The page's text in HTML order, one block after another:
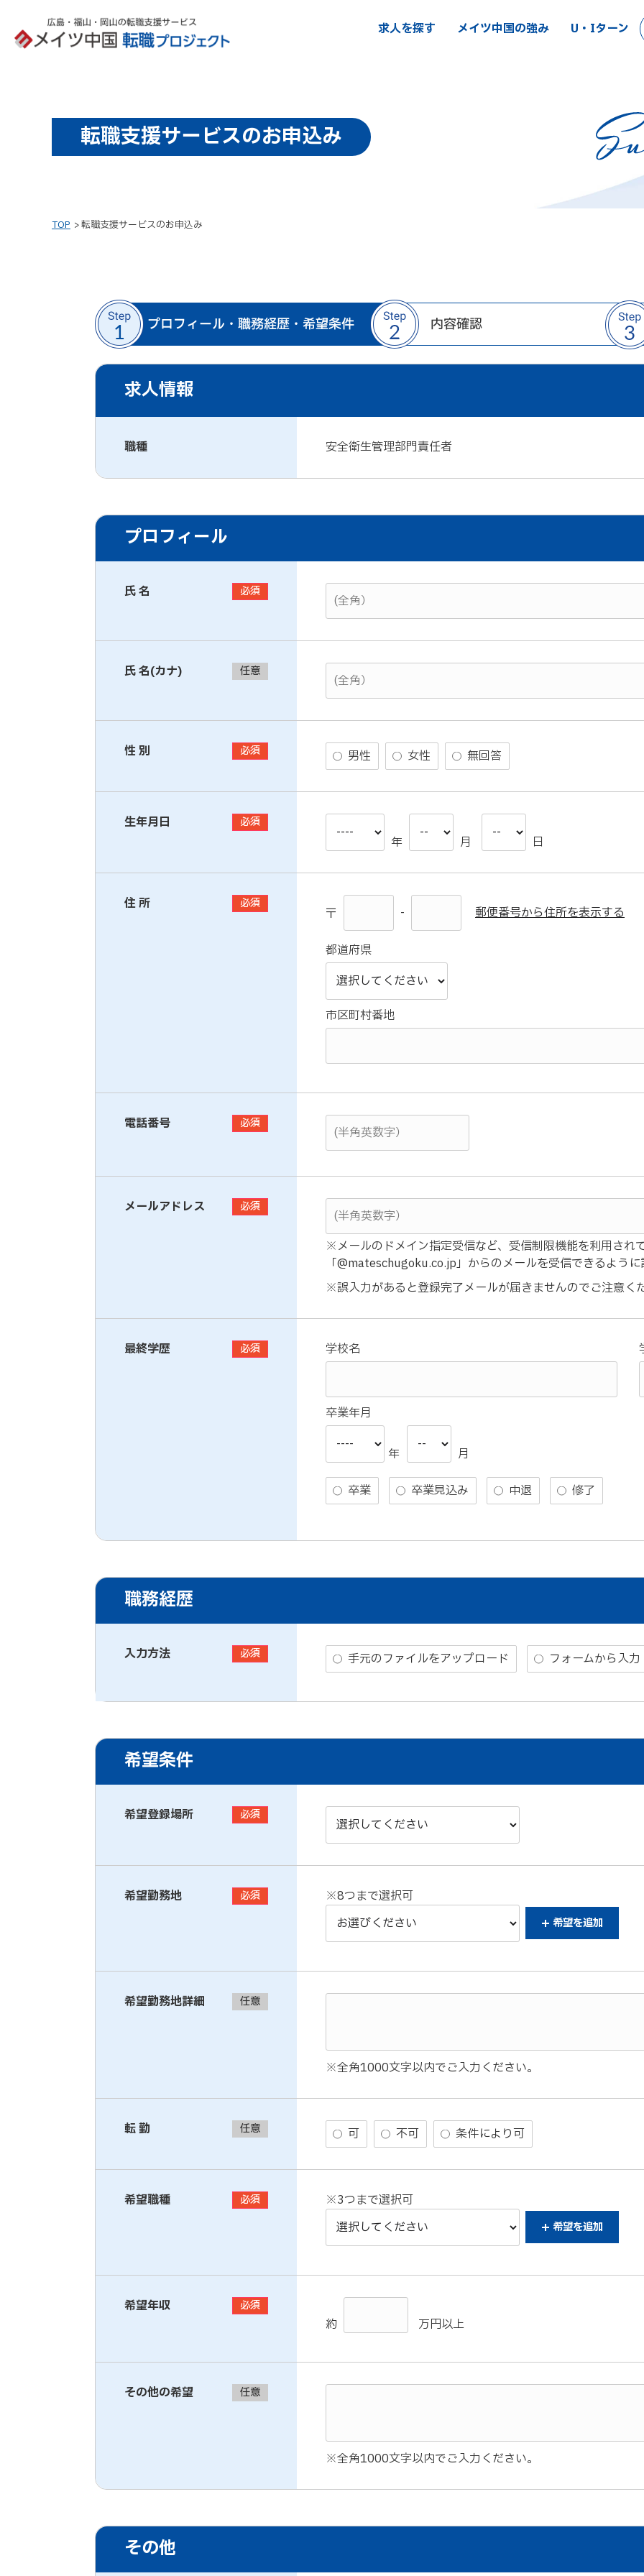
求人を探す メイツ中国の強み U・Iターン
転職支援サービスのお申込み
TOP 転職支援サービスのお申込み
求人情報
職種 安全衛生管理部門責任者
プロフィール
氏 名 必須
氏 名(カナ) 任意
性 別 必須 男性 女性 無回答
生年月日 必須
年 月 日
住 所 必須
〒 - 郵便番号から住所を表示する
都道府県
市区町村番地
電話番号 必須
メールアドレス 必須
※メールのドメイン指定受信など、受信制限機能を利用されて
「@mateschugoku.co.jp」からのメールを受信できるように
※誤入力があると登録完了メールが届きませんのでご注意く
最終学歴 必須 学校名
卒業年月
年 月
卒業 卒業見込み 中退 修了
職務経歴
入力方法 必須 手元のファイルをアップロード フォームから入力
希望条件
希望登録場所 必須
希望勤務地 必須 ※8つまで選択可
希望を追加
希望勤務地詳細 任意
※全角1000文字以内でご入力ください。
転 勤 任意 可 不可 条件により可
希望職種 必須 ※3つまで選択可
希望を追加
希望年収 必須
約 万円以上
その他の希望 任意
※全角1000文字以内でご入力ください。
その他